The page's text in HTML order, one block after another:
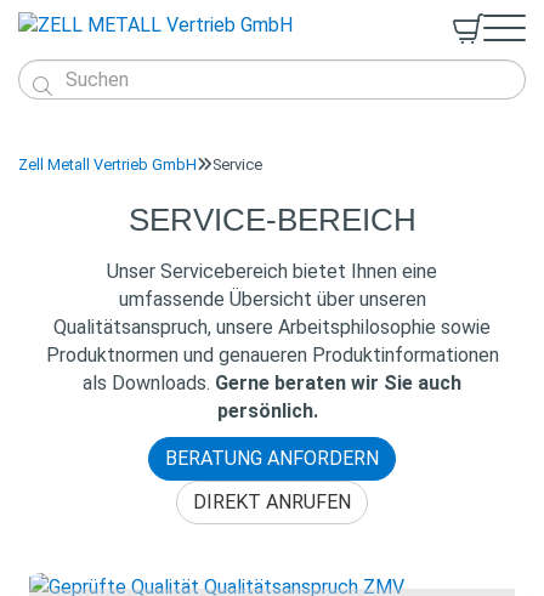

Kunststoff Halbzeuge
Kunststoff Fertigteile
Metalle
Produkt-Anfrage
Webshop
Hohlstäbe
Qualitätsmanagement
Nachhaltigkeit
Normen
Downloads
Technischer Support
Materialauswahl
Support-Anfrage
Anmelden

Zell Metall Vertrieb GmbHService
SERVICE-BEREICH
Unser Servicebereich bietet Ihnen eine
umfassende Übersicht über unseren
Qualitätsanspruch, unsere Arbeitsphilosophie sowie
Produktnormen und genaueren Produktinformationen
als Downloads. Gerne beraten wir Sie auch
persönlich.
BERATUNG ANFORDERN
DIREKT ANRUFEN